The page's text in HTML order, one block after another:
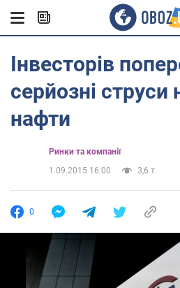
Інвесторів
серйозні струси
нафти
Ринки та компанії
1.09.2015 16:00
3,6 т.
0